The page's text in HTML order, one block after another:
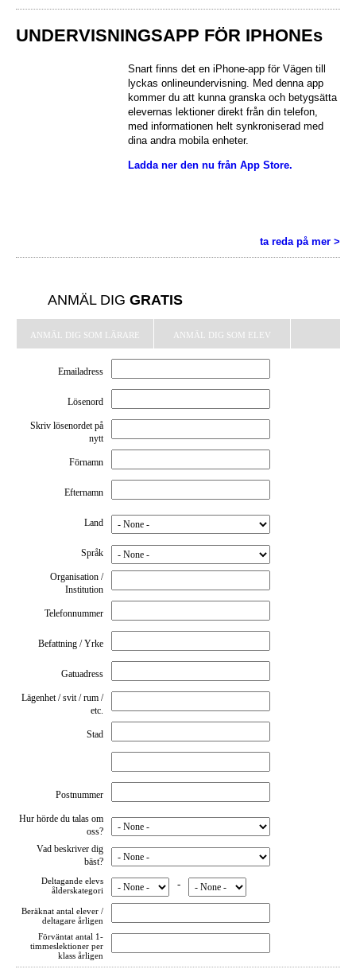
UNDERVISNINGSAPP FÖR IPHONEs
Snart finns det en iPhone-app för Vägen till
lyckas onlineundervisning. Med denna app
kommer du att kunna granska och betygsätta
elevernas lektioner direkt från din telefon,
med informationen helt synkroniserad med
dina andra mobila enheter.
Ladda ner den nu från App Store.
ta reda på mer >
ANMÄL DIG GRATIS
ANMÄL DIG SOM LÄRARE ANMÄL DIG SOM ELEV
Emailadress
Lösenord
Skriv lösenordet på
nytt
Förnamn
Efternamn
Land
Språk
Organisation /
Institution
Telefonnummer
Befattning / Yrke
Gatuadress
Lägenhet / svit / rum /
etc.
Stad
Postnummer
Hur hörde du talas om
oss?
Vad beskriver dig
bäst?
Deltagande elevs
ålderskategori
-
Beräknat antal elever /
deltagare årligen
Förväntat antal 1-
timmeslektioner per
klass årligen